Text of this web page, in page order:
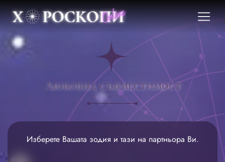
Любовна съвместимост
Изберете Вашата зодия и тази на партньора Ви.